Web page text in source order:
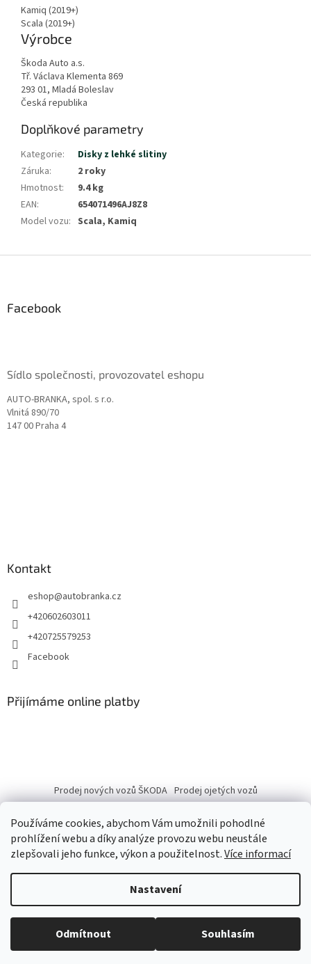
Používáme cookies, abychom Vám umožnili pohodlné
prohlížení webu a díky analýze provozu webu neustále
zlepšovali jeho funkce, výkon a použitelnost.Více informací
Nastavení
Odmítnout Souhlasím
Kamiq (2019+)
Scala (2019+)
Výrobce
Škoda Auto a.s.
Tř. Václava Klementa 869
293 01, Mladá Boleslav
Česká republika
Doplňkové parametry
Kategorie:
Disky z lehké slitiny
Záruka:
2 roky
Hmotnost:
9.4 kg
EAN:
654071496AJ8Z8
Model vozu: Scala, Kamiq
Facebook
Sídlo společnosti, provozovatel eshopu
AUTO-BRANKA, spol. s r.o.
Vlnitá 890/70
147 00 Praha 4
Kontakt
eshop@autobranka.cz
+420602603011
+420725579253
Facebook
Přijímáme online platby
Prodej nových vozů ŠKODA Prodej ojetých vozů
Copyright 2026eshop.autobranka.cz. Všechna práva vyhrazena.
Upravit nastavení cookies